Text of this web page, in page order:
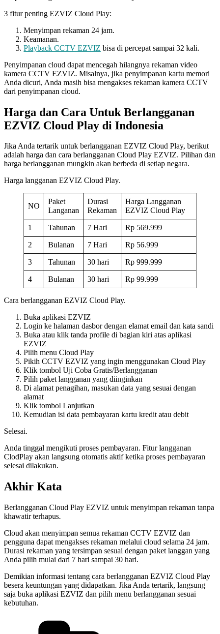
3 fitur penting EZVIZ Cloud Play:
Menyimpan rekaman 24 jam.
Keamanan.
Playback CCTV EZVIZ bisa di percepat sampai 32 kali.
Penyimpanan cloud dapat mencegah hilangnya rekaman video
kamera CCTV EZVIZ. Misalnya, jika penyimpanan kartu memori
Anda dicuri, Anda masih bisa mengakses rekaman kamera CCTV
dari penyimpanan cloud.
Harga dan Cara Untuk Berlangganan
EZVIZ Cloud Play di Indonesia
Jika Anda tertarik untuk berlangganan EZVIZ Cloud Play, berikut
adalah harga dan cara berlangganan Cloud Play EZVIZ. Pilihan dan
harga berlangganan mungkin akan berbeda di setiap negara.
Harga langganan EZVIZ Cloud Play.
NO
Paket
Langanan
Durasi
Rekaman
Harga Langganan
EZVIZ Cloud Play
1 Tahunan 7 Hari Rp 569.999
2 Bulanan 7 Hari Rp 56.999
3 Tahunan 30 hari Rp 999.999
4 Bulanan 30 hari Rp 99.999
Cara berlangganan EZVIZ Cloud Play.
Buka aplikasi EZVIZ
Login ke halaman dasbor dengan elamat email dan kata sandi
Buka atau klik tanda profile di bagian kiri atas aplikasi
EZVIZ
Pilih menu Cloud Play
Pikih CCTV EZVIZ yang ingin menggunakan Cloud Play
Klik tombol Uji Coba Gratis/Berlangganan
Pilih paket langganan yang diinginkan
Di alamat penagihan, masukan data yang sesuai dengan
alamat
Klik tombol Lanjutkan
Kemudian isi data pembayaran kartu kredit atau debit
Selesai.
Anda tinggal mengikuti proses pembayaran. Fitur langganan
ClodPlay akan langsung otomatis aktif ketika proses pembayaran
selesai dilakukan.
Akhir Kata
Berlangganan Cloud Play EZVIZ untuk menyimpan rekaman tanpa
khawatir terhapus.
Cloud akan menyimpan semua rekaman CCTV EZVIZ dan
pengguna dapat mengakses rekaman melalui cloud selama 24 jam.
Durasi rekaman yang tersimpan sesuai dengan paket langgan yang
Anda pilih mulai dari 7 hari sampai 30 hari.
Demikian informasi tentang cara berlangganan EZVIZ Cloud Play
besera keuntungan yang didapatkan. Jika Anda tertarik, langsung
saja buka aplikasi EZVIZ dan pilih menu berlangganan sesuai
kebutuhan.